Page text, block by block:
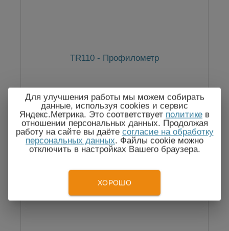
TR110 - Профилометр
По запросу
Для улучшения работы мы можем собирать
данные, используя cookies и сервис
Яндекс.Метрика. Это соответствует политике в
отношении персональных данных. Продолжая
работу на сайте вы даёте согласие на обработку
персональных данных. Файлы cookie можно
отключить в настройках Вашего браузера.
ХОРОШО